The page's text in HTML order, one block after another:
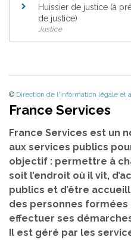
Huissier de justice (à
de justice)
Justice
© Direction de l'information légale et
France Services
France Services est un
aux services publics
objectif : permettre à
soit l’endroit où il vit,
publics et d’être
des personnes
effectuer ses
Il est géré par les